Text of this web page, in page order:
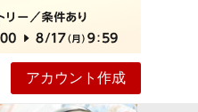
アカウント作成